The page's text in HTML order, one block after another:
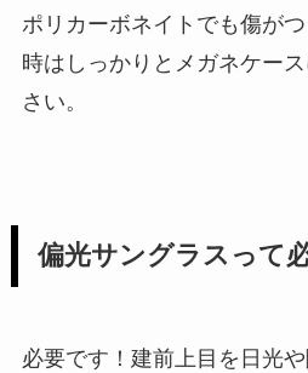
ポリカーボネイトでも傷が
時はしっかりとメガネケー
さい。
偏光サングラスって
必要です！建前上目を日光